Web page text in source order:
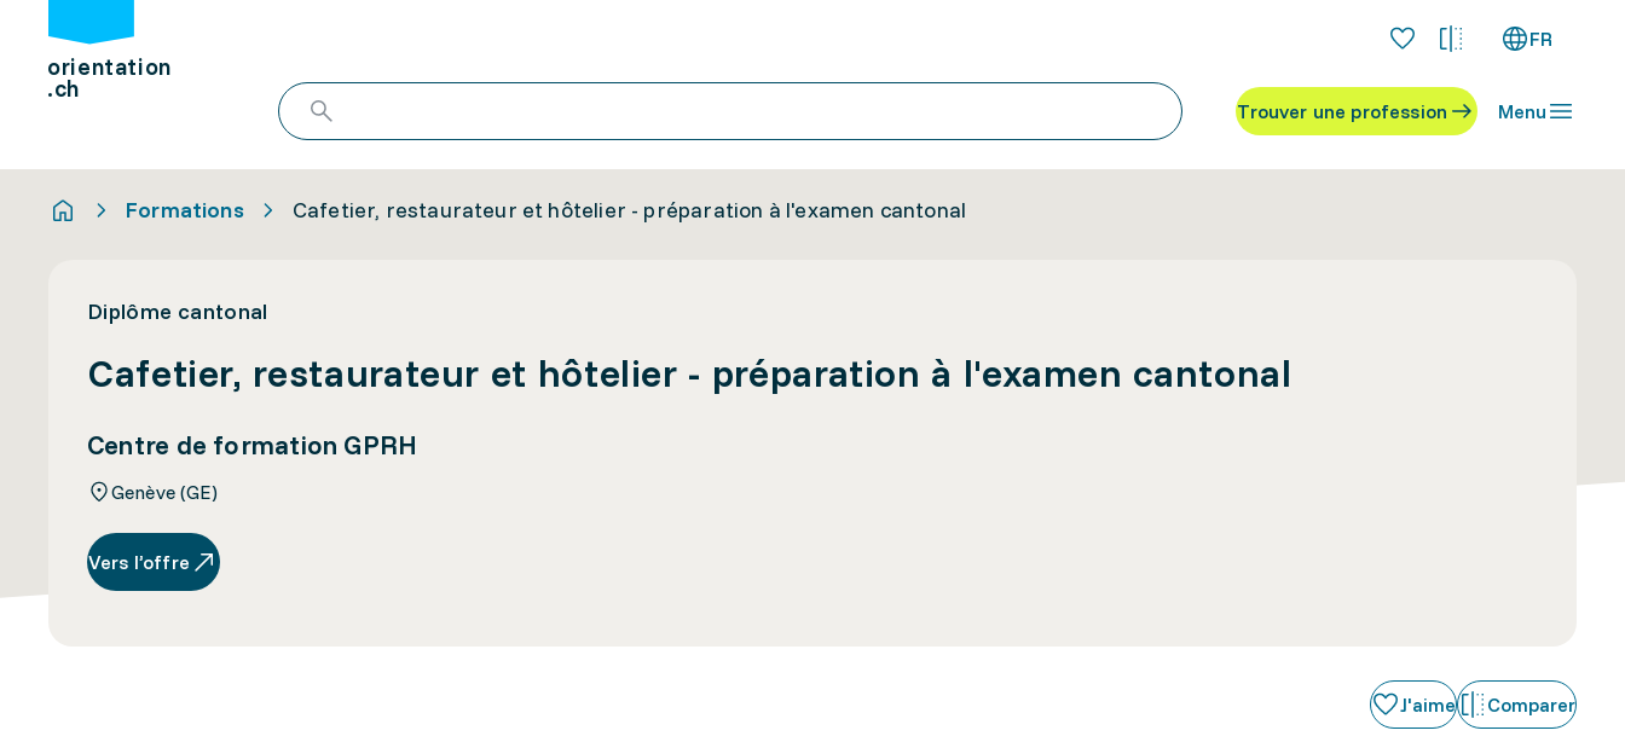
orientation
.ch
FR
Trouver une profession Menu
Formations Cafetier, restaurateur et hôtelier - préparation à l'examen cantonal
Diplôme cantonal
Cafetier, restaurateur et hôtelier - préparation à l'examen cantonal
Centre de formation GPRH
Genève (GE)
Vers l’offre
J'aime Comparer